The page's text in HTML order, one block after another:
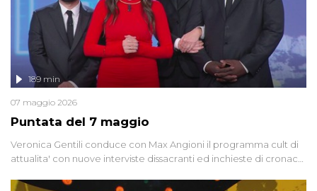
Puntata del 7 maggio
189 min
07 maggio 2026
Veronica Gentili conduce con Max Angioni il programma cult di
attualita' con nuove interviste dissacranti ed inchieste di cronaca